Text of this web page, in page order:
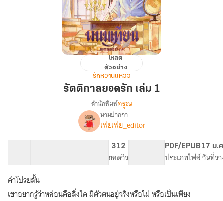
รัตติกาล
รัก
โหลด
ตัวอย่าง
รักหวานแหวว
รัตติกาลยอดรัก เล่ม 1
เรื่อง
รัตติกาล
รัก
[สนพ.อรุณ]
สำนักพิมพ์อรุณ
นามปากกา
เพ่ยเพ่ย_editor
312
ยอดวิว
PDF/EPUB
ประเภทไฟล์
17 ม.
วันที่ว
คำโปรยสั้น
เขาอยากรู้ว่าหล่อนคือสิ่งใด มีตัวตนอยู่จริงหรือไม่ หรือเป็นเพียง